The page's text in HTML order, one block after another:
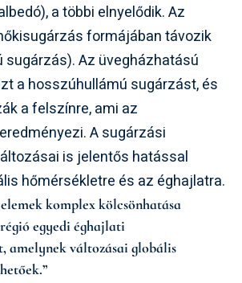
a többi elnyelődik. Az
formájában távozik
Az üvegházhatású
a hosszúhullámú sugárzást, és
a felszínre, ami az
A sugárzási
is jelentős hatással
hőmérsékletre és az éghajlatra.
komplex kölcsönhatása
egyedi éghajlati
amelynek változásai globális